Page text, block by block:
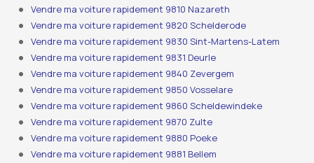
Vendre ma voiture rapidement 9810 Nazareth
Vendre ma voiture rapidement 9820 Schelderode
Vendre ma voiture rapidement 9830 Sint-Martens-Latem
Vendre ma voiture rapidement 9831 Deurle
Vendre ma voiture rapidement 9840 Zevergem
Vendre ma voiture rapidement 9850 Vosselare
Vendre ma voiture rapidement 9860 Scheldewindeke
Vendre ma voiture rapidement 9870 Zulte
Vendre ma voiture rapidement 9880 Poeke
Vendre ma voiture rapidement 9881 Bellem